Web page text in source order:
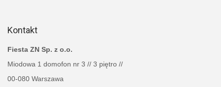
Kontakt
Fiesta ZN Sp. z o.o.
Miodowa 1 domofon nr 3 // 3 piętro //
00-080 Warszawa